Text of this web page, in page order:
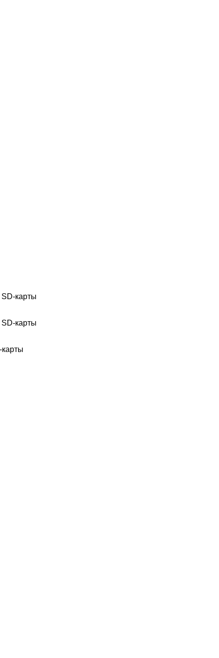
карты
карты
карты